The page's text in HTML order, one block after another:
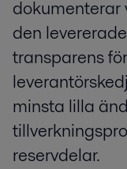
dokumenterar
den
transparens
minsta lilla
reservdelar.